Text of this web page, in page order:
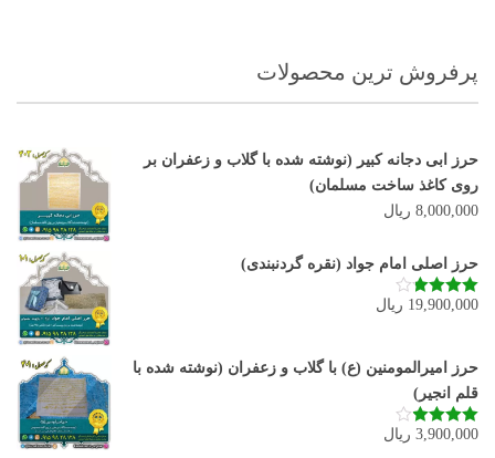
پرفروش ترین محصولات
حرز ابی دجانه کبیر (نوشته شده با گلاب و زعفران بر
روی کاغذ ساخت مسلمان)
8,000,000 ریال
حرز اصلی امام جواد (نقره گردنبندی)
نمره3.80
19,900,000 ریال
حرز امیرالمومنین (ع) با گلاب و زعفران (نوشته شده با
قلم انجیر)
نمره3.92
3,900,000 ریال